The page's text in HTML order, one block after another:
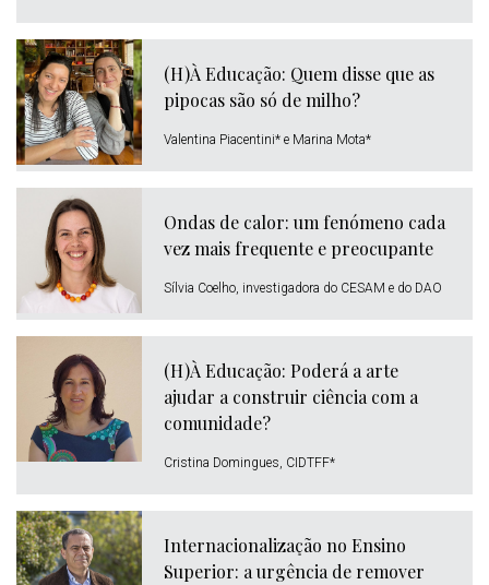
(H)À Educação: Quem disse que as
pipocas são só de milho?
Valentina Piacentini* e Marina Mota*
Ondas de calor: um fenómeno cada
vez mais frequente e preocupante
Sílvia Coelho, investigadora do CESAM e do DAO
(H)À Educação: Poderá a arte
ajudar a construir ciência com a
comunidade?
Cristina Domingues, CIDTFF*
Internacionalização no Ensino
Superior: a urgência de remover